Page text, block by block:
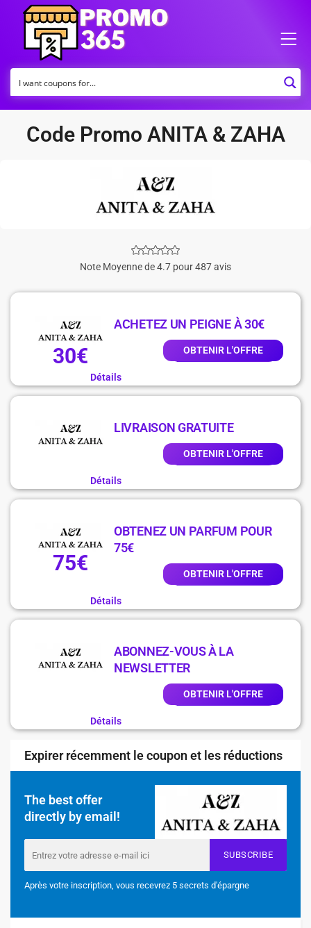
Code Promo ANITA & ZAHA
Note Moyenne de 4.7 pour 487 avis
30€
ACHETEZ UN PEIGNE À 30€
OBTENIR L'OFFRE
Détails
LIVRAISON GRATUITE
OBTENIR L'OFFRE
Détails
75€
OBTENEZ UN PARFUM POUR
75€
OBTENIR L'OFFRE
Détails
ABONNEZ-VOUS À LA
NEWSLETTER
OBTENIR L'OFFRE
Détails
Expirer récemment le coupon et les réductions
The best offer
directly by email!
SUBSCRIBE
Après votre inscription, vous recevrez 5 secrets d'épargne